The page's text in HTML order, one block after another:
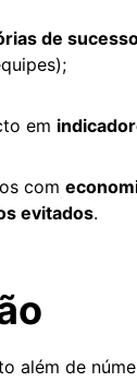
de
em
com
evitados.
além de